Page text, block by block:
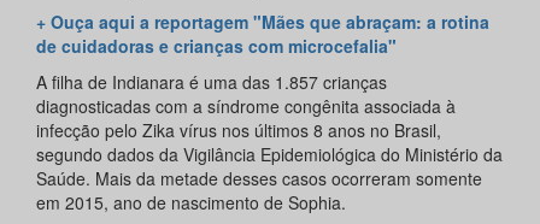
+ Ouça aqui a reportagem "Mães que abraçam: a rotina
de cuidadoras e crianças com microcefalia"
A filha de Indianara é uma das 1.857 crianças
diagnosticadas com a síndrome congênita associada à
infecção pelo Zika vírus nos últimos 8 anos no Brasil,
segundo dados da Vigilância Epidemiológica do Ministério da
Saúde. Mais da metade desses casos ocorreram somente
em 2015, ano de nascimento de Sophia.